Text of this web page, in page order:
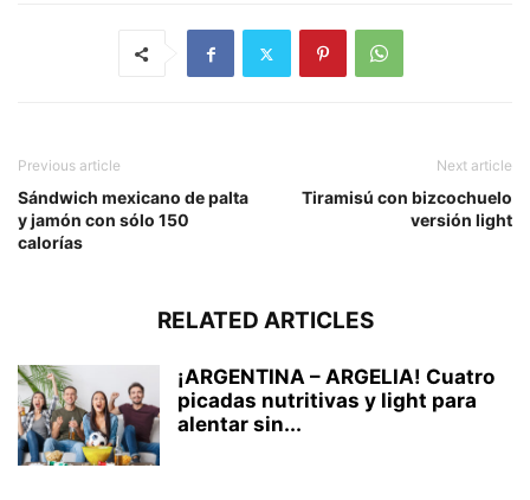
Previous article
Sándwich mexicano de palta
y jamón con sólo 150
calorías
Next article
Tiramisú con bizcochuelo
versión light
RELATED ARTICLES
¡ARGENTINA – ARGELIA! Cuatro
picadas nutritivas y light para
alentar sin...